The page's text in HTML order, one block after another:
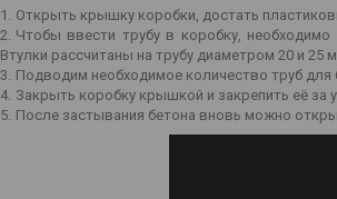
Открыть крышку коробки, достать
Чтобы ввести трубу в коробку,
Втулки рассчитаны на трубу диаметром 20 и 25
Подводим необходимое количество труб для
Закрыть коробку крышкой и закрепить её за
После застывания бетона вновь можно